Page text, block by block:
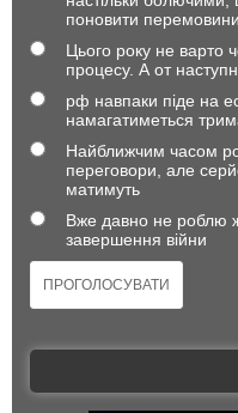
поновити перемовини
Цього року не варто
процесу. А от
рф навпаки піде на
намагатиметься
Найближчим часом
переговори, але
матимуть
Вже давно не роблю
завершення війни